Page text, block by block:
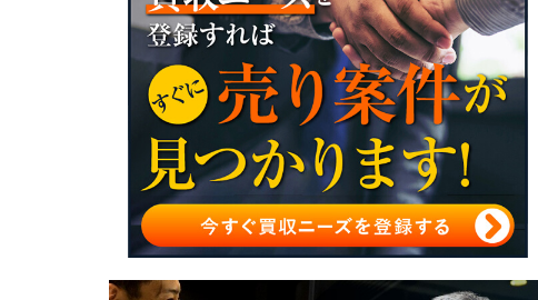
会社分割による承継会社化のメリットとデメリット
会社分割による承継会社化の問題点
会社分割による承継会社化にかかる費用
会社分割における承継会社の税務
会社分割による承継会社化のまとめ